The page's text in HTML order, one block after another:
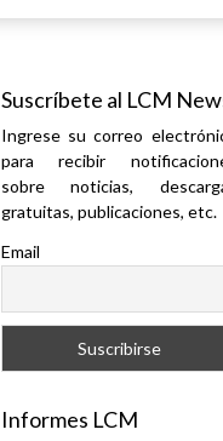
Suscríbete al LCM
Ingrese su correo
para recibir
sobre noticias,
gratuitas, publicaciones, etc.
Email
Informes LCM